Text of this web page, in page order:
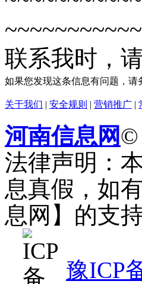
联系我时，
如果您发现这条信息有问题，请
关于我们 | 安全规则 | 营销推广 |
河南信息网©
法律声明：
息真假，如
息网】的支
豫ICP